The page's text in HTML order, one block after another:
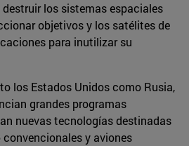
los sistemas espaciales
objetivos y los satélites de
para inutilizar su
los Estados Unidos como Rusia,
grandes programas
nuevas tecnologías destinadas
y aviones